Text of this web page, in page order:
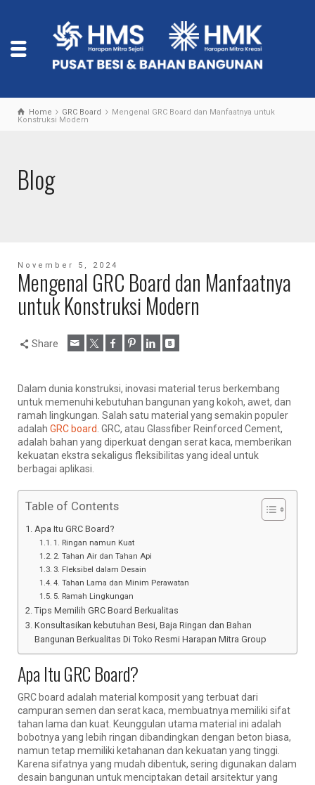
Home GRC Board
Mengenal GRC Board dan Manfaatnya untuk
Konstruksi Modern
Blog
November 5, 2024
Mengenal GRC Board dan Manfaatnya
untuk Konstruksi Modern
Share
Dalam dunia konstruksi, inovasi material terus berkembang
untuk memenuhi kebutuhan bangunan yang kokoh, awet, dan
ramah lingkungan. Salah satu material yang semakin populer
adalah GRC board . GRC, atau Glassfiber Reinforced Cement,
adalah bahan yang diperkuat dengan serat kaca, memberikan
kekuatan ekstra sekaligus fleksibilitas yang ideal untuk
berbagai aplikasi.
Table of Contents
Apa Itu GRC Board?
1. Ringan namun Kuat
2. Tahan Air dan Tahan Api
3. Fleksibel dalam Desain
4. Tahan Lama dan Minim Perawatan
5. Ramah Lingkungan
Tips Memilih GRC Board Berkualitas
Konsultasikan kebutuhan Besi, Baja Ringan dan Bahan
Bangunan Berkualitas Di Toko Resmi Harapan Mitra Group
Apa Itu GRC Board?
GRC board adalah material komposit yang terbuat dari
campuran semen dan serat kaca, membuatnya memiliki sifat
tahan lama dan kuat. Keunggulan utama material ini adalah
bobotnya yang lebih ringan dibandingkan dengan beton biasa,
namun tetap memiliki ketahanan dan kekuatan yang tinggi.
Karena sifatnya yang mudah dibentuk, sering digunakan dalam
desain bangunan untuk menciptakan detail arsitektur yang